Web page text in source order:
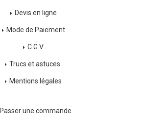
Devis en ligne
Mode de Paiement
C.G.V
Trucs et astuces
Mentions légales
Passer une commande